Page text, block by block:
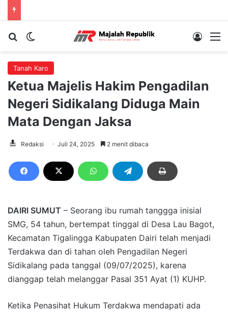
Cari berita...Switch skin Log In
Tanah Karo
Ketua Majelis Hakim Pengadilan
Negeri Sidikalang Diduga Main
Mata Dengan Jaksa
Redaksi Juli 24, 2025 2 menit dibaca
DAIRI SUMUT – Seorang ibu rumah tanggga inisial
SMG, 54 tahun, bertempat tinggal di Desa Lau Bagot,
Kecamatan Tigalingga Kabupaten Dairi telah menjadi
Terdakwa dan di tahan oleh Pengadilan Negeri
Sidikalang pada tanggal (09/07/2025), karena
dianggap telah melanggar Pasal 351 Ayat (1) KUHP.
Ketika Penasihat Hukum Terdakwa mendapati ada